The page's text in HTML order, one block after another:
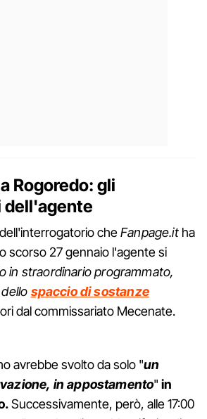
Rogoredo: gli
cheFanpage.it ha
scorso 27 gennaio l'agente si
in straordinario programmato,
spaccio di sostanze
dal commissariato Mecenate.
avrebbe svolto da solo "un
in appostamento" in
Successivamente, però, alle 17:00